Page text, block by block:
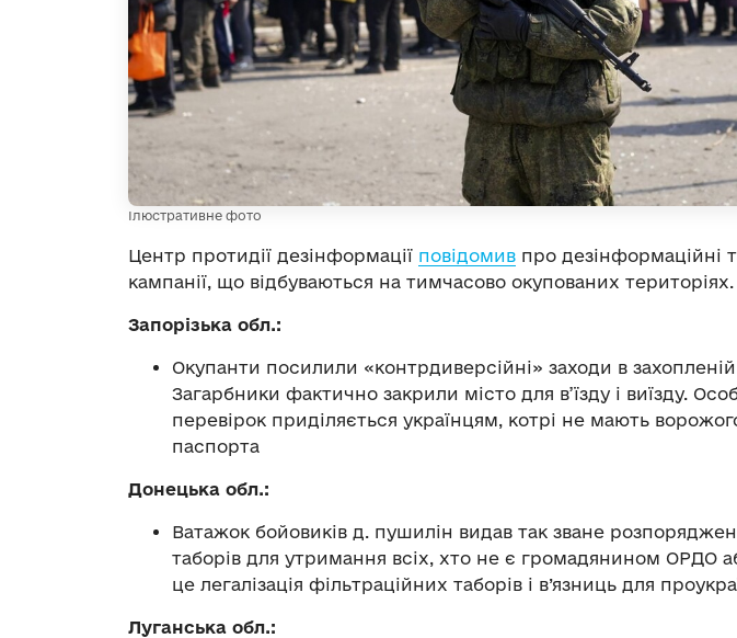
Ілюстративне фото
Центр протидії дезінформації повідомив про дезінформаційні
кампанії, що відбуваються на тимчасово окупованих територіях.
Запорізька обл.:
Окупанти посилили «контрдиверсійні» заходи в захопленій
Загарбники фактично закрили місто для в’їзду і виїзду.
перевірок приділяється українцям, котрі не мають
паспорта
Донецька обл.:
Ватажок бойовиків д. пушилін видав так зване
таборів для утримання всіх, хто не є громадянином ОРДО
це легалізація фільтраційних таборів і в’язниць для
Луганська обл.: